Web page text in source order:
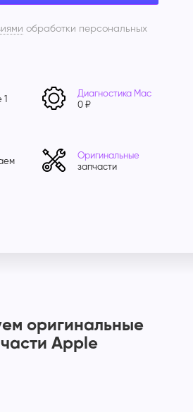
обработки персональных
Диагностика Mac
0 ₽
Оригинальные
запчасти
оригинальные
Apple